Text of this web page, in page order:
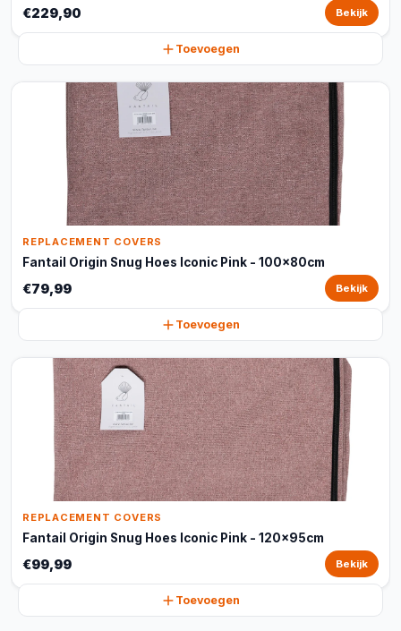
€229,90 Bekijk
Toevoegen
REPLACEMENT COVERS
Fantail Origin Snug Hoes Iconic Pink - 100x80cm
€79,99 Bekijk
Toevoegen
REPLACEMENT COVERS
Fantail Origin Snug Hoes Iconic Pink - 120x95cm
€99,99 Bekijk
Toevoegen